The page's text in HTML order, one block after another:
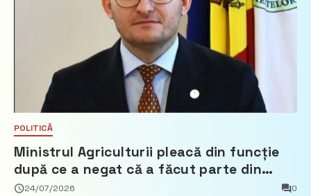
POLITICĂ
Ministrul Agriculturii pleacă din funcție
după ce a negat că a făcut parte din
Partidul Democrat
24/07/2026 0